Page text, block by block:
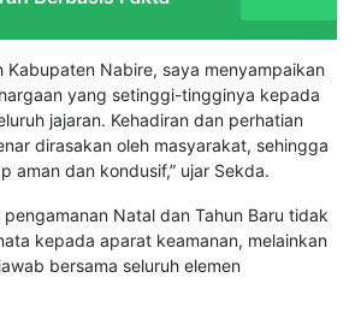
Kabupaten Nabire, saya menyampaikan
yang setinggi-tingginya kepada
jajaran. Kehadiran dan perhatian
dirasakan oleh masyarakat, sehingga
aman dan kondusif,” ujar Sekda.
Natal dan Tahun Baru tidak
kepada aparat keamanan, melainkan
bersama seluruh elemen